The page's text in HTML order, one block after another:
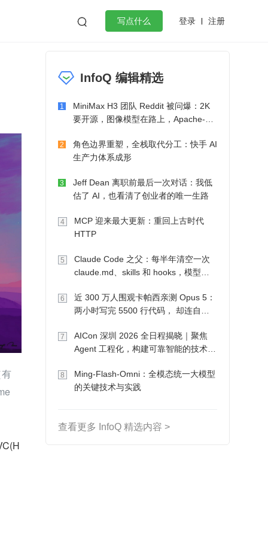
 写点什么 登录 注册
微服务架构 flutter
InfoQ 编辑精选
1
MiniMax H3 团队 Reddit 被问爆：2K
要开源，图像模型在路上，Apache-2.0
2
角色边界重塑，全栈取代分工：快手 AI
生产力体系成形
3
Jeff Dean 离职前最后一次对话：我低
估了 AI，也看清了创业者的唯一生路
4
MCP 迎来最大更新：重回上古时代
HTTP
5
Claude Code 之父：每半年清空一次
claude.md、skills 和 hooks，模型自
6
近 300 万人围观卡帕西亲测 Opus 5：
两小时写完 5500 行代码， 却连自己
7
AICon 深圳 2026 全日程揭晓｜聚焦
Agent 工程化，构建可靠智能的技术路
8
Ming-Flash-Omni：全模态统一大模型
的关键技术与实践
查看更多 InfoQ 精选内容 >